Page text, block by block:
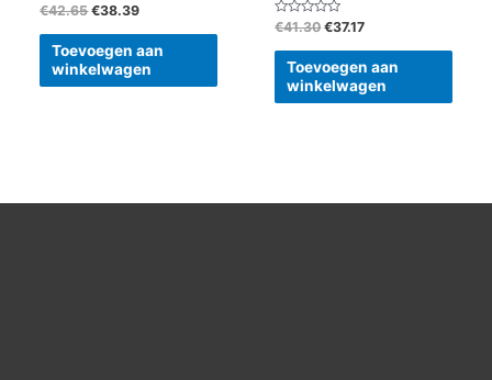
Gewaardeerd
0
uit
€42.65 €38.39
Toevoegen aan
winkelwagen
Gewaardeerd
0
uit
€41.30 €37.17
Toevoegen aan
winkelwagen